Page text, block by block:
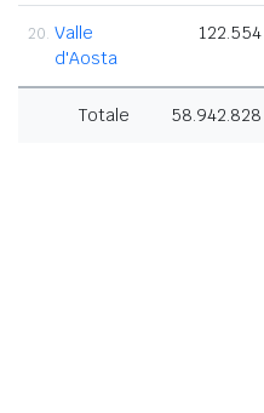
20. Valle
d'Aosta
122.554
Totale 58.942.828